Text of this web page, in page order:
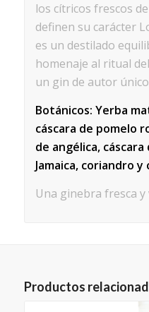
los cítricos frescos
definen su carácter
es un destilado
homenaje al ritual
un gin de autor
Botánicos: Yerba
cáscara de pomelo
de angélica,
Jamaica, coriandro y
Una ginebra fresca
Productos